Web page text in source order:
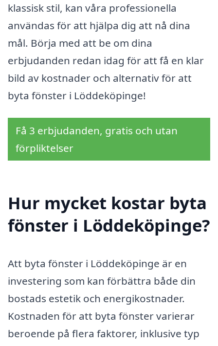
klassisk stil, kan våra professionella
användas för att hjälpa dig att nå dina
mål. Börja med att be om dina
erbjudanden redan idag för att få en klar
bild av kostnader och alternativ för att
byta fönster i Löddeköpinge!
Få 3 erbjudanden, gratis och utan
förpliktelser
Hur mycket kostar byta
fönster i Löddeköpinge?
Att byta fönster i Löddeköpinge är en
investering som kan förbättra både din
bostads estetik och energikostnader.
Kostnaden för att byta fönster varierar
beroende på flera faktorer, inklusive typ